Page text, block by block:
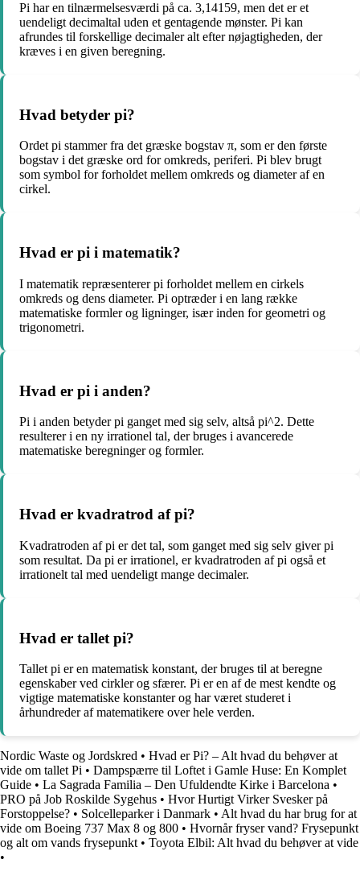
Pi har en tilnærmelsesværdi på ca. 3,14159, men det er et
uendeligt decimaltal uden et gentagende mønster. Pi kan
afrundes til forskellige decimaler alt efter nøjagtigheden, der
kræves i en given beregning.
Hvad betyder pi?
Ordet pi stammer fra det græske bogstav π, som er den første
bogstav i det græske ord for omkreds, periferi. Pi blev brugt
som symbol for forholdet mellem omkreds og diameter af en
cirkel.
Hvad er pi i matematik?
I matematik repræsenterer pi forholdet mellem en cirkels
omkreds og dens diameter. Pi optræder i en lang række
matematiske formler og ligninger, især inden for geometri og
trigonometri.
Hvad er pi i anden?
Pi i anden betyder pi ganget med sig selv, altså pi^2. Dette
resulterer i en ny irrationel tal, der bruges i avancerede
matematiske beregninger og formler.
Hvad er kvadratrod af pi?
Kvadratroden af pi er det tal, som ganget med sig selv giver pi
som resultat. Da pi er irrationel, er kvadratroden af pi også et
irrationelt tal med uendeligt mange decimaler.
Hvad er tallet pi?
Tallet pi er en matematisk konstant, der bruges til at beregne
egenskaber ved cirkler og sfærer. Pi er en af de mest kendte og
vigtige matematiske konstanter og har været studeret i
århundreder af matematikere over hele verden.
Nordic Waste og Jordskred • Hvad er Pi? – Alt hvad du behøver at
vide om tallet Pi • Dampspærre til Loftet i Gamle Huse: En Komplet
Guide • La Sagrada Familia – Den Ufuldendte Kirke i Barcelona •
PRO på Job Roskilde Sygehus • Hvor Hurtigt Virker Svesker på
Forstoppelse? • Solcelleparker i Danmark • Alt hvad du har brug for at
vide om Boeing 737 Max 8 og 800 • Hvornår fryser vand? Frysepunkt
og alt om vands frysepunkt • Toyota Elbil: Alt hvad du behøver at vide
•